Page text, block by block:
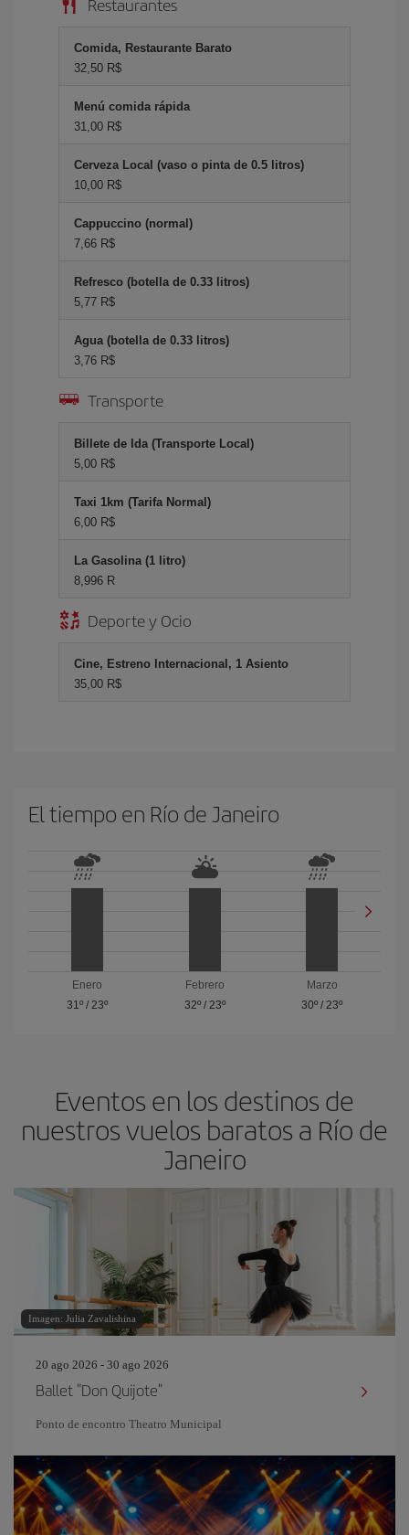
Comida, Restaurante Barato
32,50 R$
Menú comida rápida
31,00 R$
Cerveza Local (vaso o pinta de 0.5 litros)
10,00 R$
Cappuccino (normal)
7,66 R$
Refresco (botella de 0.33 litros)
5,77 R$
Agua (botella de 0.33 litros)
3,76 R$
Transporte
Billete de Ida (Transporte Local)
5,00 R$
Taxi 1km (Tarifa Normal)
6,00 R$
La Gasolina (1 litro)
8,996 R
Deporte y Ocio
Cine, Estreno Internacional, 1 Asiento
35,00 R$
El tiempo en Río de Janeiro
Enero
31º/ 23º
Febrero
32º/ 23º
Marzo
30º /23º
Eventos en los destinos de
nuestros vuelos baratos a Río de
Janeiro
Imagen: Julia Zavalishina
20 ago 2026 - 30 ago 2026
Ballet "Don Quijote"
Ponto de encontro Theatro Municipal